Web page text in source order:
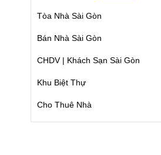
Tòa Nhà Sài Gòn
Bán Nhà Sài Gòn
CHDV | Khách Sạn Sài Gòn
Khu Biệt Thự
Cho Thuê Nhà